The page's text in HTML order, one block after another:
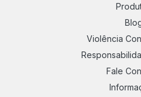
Violência
Fale